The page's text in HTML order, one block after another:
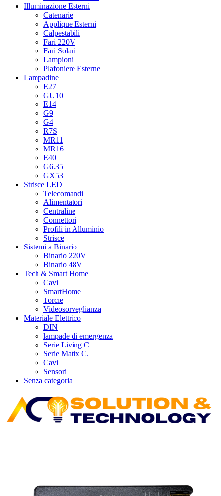
Illuminazione Esterni
Catenarie
Applique Esterni
Calpestabili
Fari 220V
Fari Solari
Lampioni
Plafoniere Esterne
Lampadine
E27
GU10
E14
G9
G4
R7S
MR11
MR16
E40
G6.35
GX53
Strisce LED
Telecomandi
Alimentatori
Centraline
Connettori
Profili in Alluminio
Strisce
Sistemi a Binario
Binario 220V
Binario 48V
Tech & Smart Home
Cavi
SmartHome
Torcie
Videosorveglianza
Materiale Elettrico
DIN
lampade di emergenza
Serie Living C.
Serie Matix C.
Cavi
Sensori
Senza categoria